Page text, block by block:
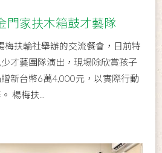
門家扶木箱鼓才藝隊
梅扶輪社舉辦的交流餐會，日前特
才藝團隊演出，現場除欣賞孩子
新台幣6萬4,000元，以實際行動
楊梅扶...